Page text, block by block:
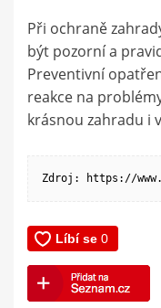
Při ochraně
být pozorní a
Preventivní
reakce na
krásnou zahradu i
Zdroj: https://